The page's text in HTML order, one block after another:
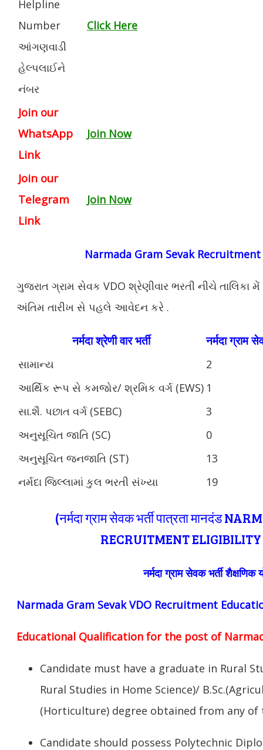
Helpline
Number
આંગણવાડી
હેલ્પલાઈને
નંબર
Click Here
Join our
WhatsApp
Link
Join Now
Join our
Telegram
Link
Join Now
Narmada Gram Sevak
ગુજરાત ગ્રામ સેવક VDO શ્રેણીવાર ભરતી નીચે તાલિકા
અંતિમ તારીખ સે પહલે આવેદન કરે .
नर्मदा श्रेणी वार भर्ती नर्मदा ग्राम
સામાન્ય
2
આર્થિક રૂપ સે કમજોર/ શ્રમિક વર્ગ (EWS) 1
સા.શૈ. પછાત વર્ગ (SEBC)
3
અનુસૂચિત જાતિ (SC)
0
અનુસૂચિત જનજાતિ (ST)
13
નર્મદા જિલ્લામાં કુલ ભરતી સંખ્યા
19
(नर्मदा ग्राम सेवक भर्ती पात्रता मानदंड
RECRUITMENT
नर्मदा ग्राम सेवक भर्ती शैक्षणिक
Narmada Gram Sevak VDO Recruitment
Educational Qualification for the post of
Candidate must have a graduate in Rural
Rural Studies in Home Science)/
(Horticulture) degree obtained from any of
Candidate should possess Polytechnic